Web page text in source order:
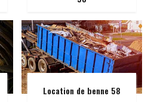
Location de benne 58